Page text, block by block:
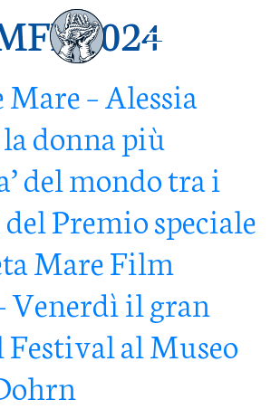
2024
Mare – Alessia
donna più
del mondo tra i
Premio speciale
Mare Film
Venerdì il gran
al Museo